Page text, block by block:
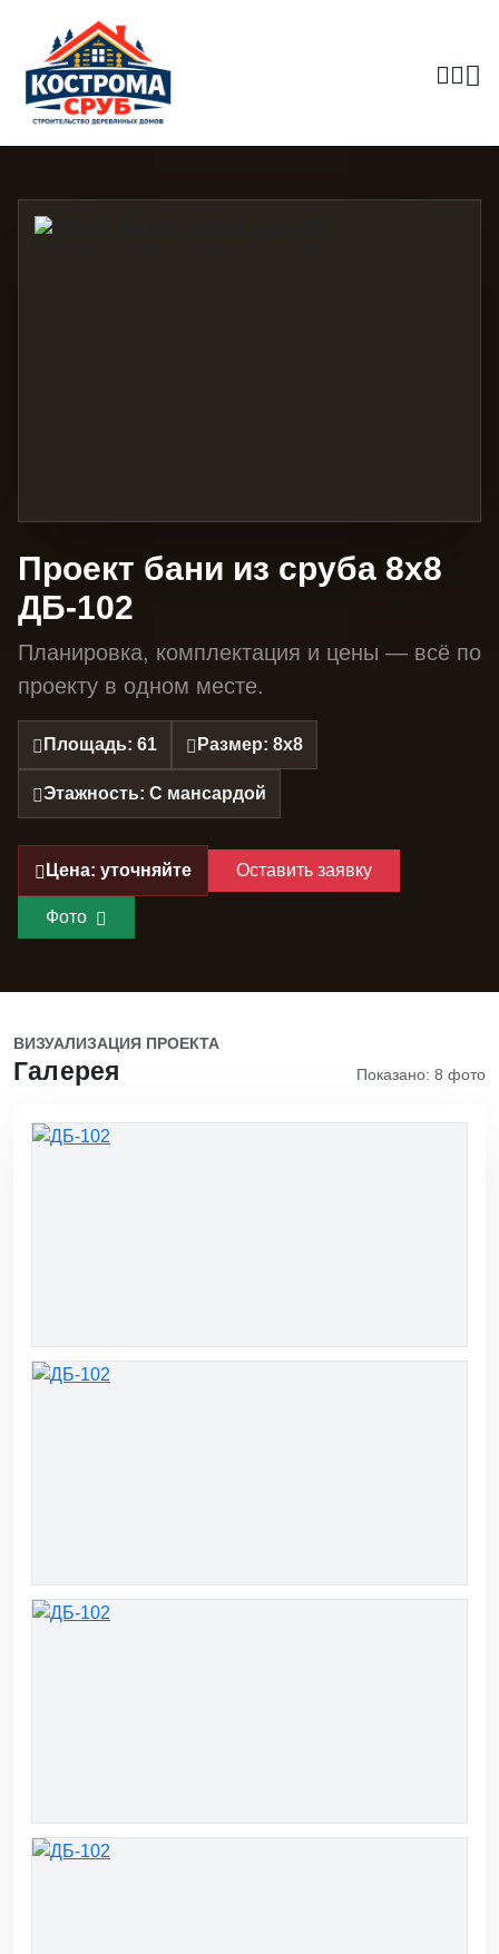
Проект бани из сруба 8х8
ДБ-102
Планировка, комплектация и цены — всё по
проекту в одном месте.
Площадь: 61 Размер: 8х8
Этажность: С мансардой
Цена: уточняйте Оставить заявку
Фото
ВИЗУАЛИЗАЦИЯ ПРОЕКТА
Галерея Показано: 8 фото